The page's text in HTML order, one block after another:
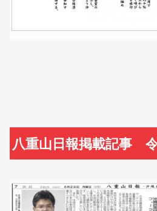
八重山日報掲載記事